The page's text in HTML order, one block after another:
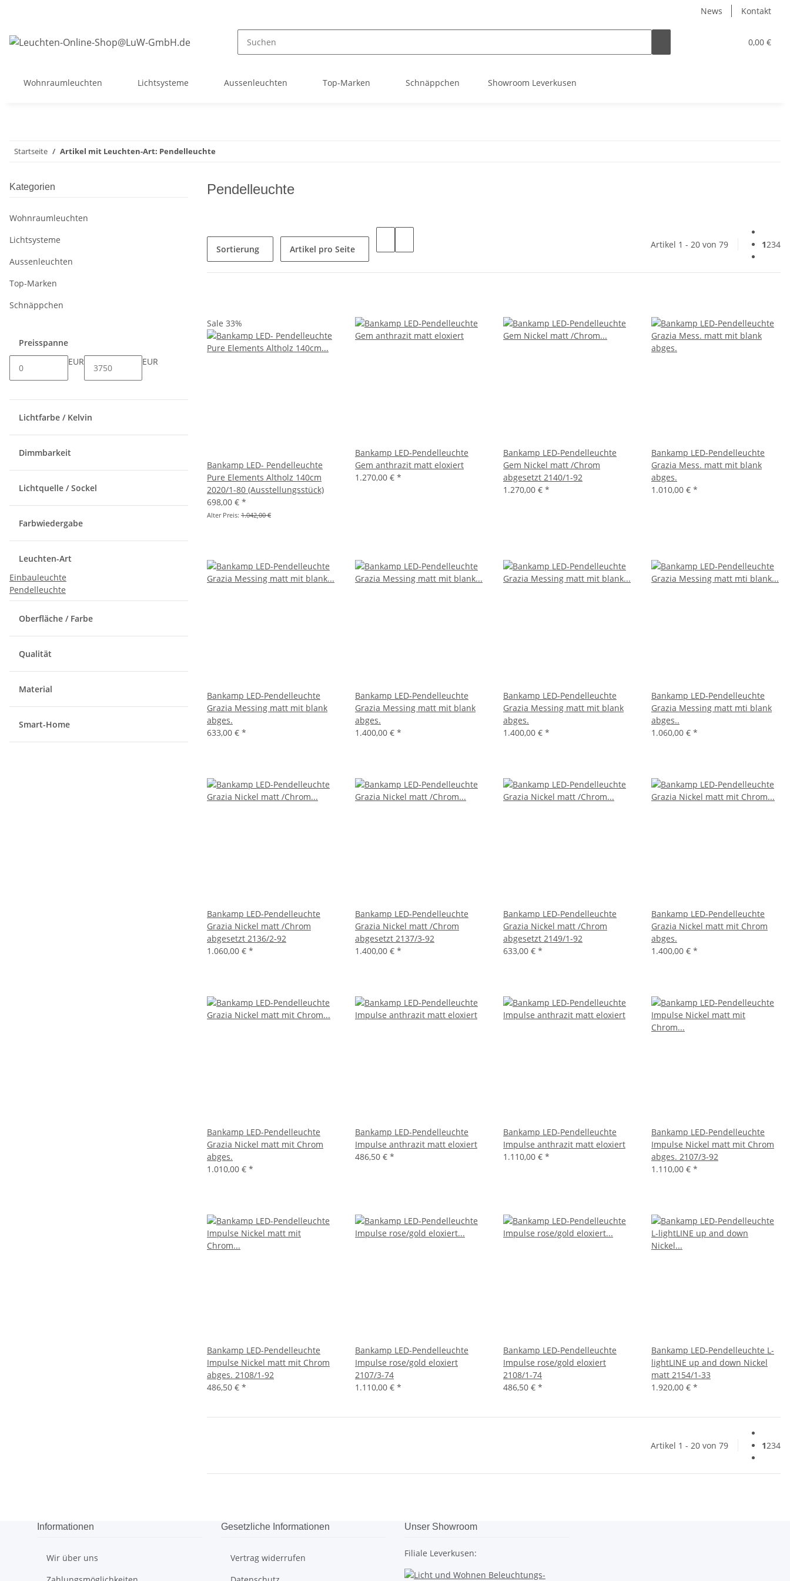
News Kontakt
0,00 €
Wohnraumleuchten Lichtsysteme Aussenleuchten Top-Marken Schnäppchen Showroom Leverkusen
Startseite Artikel mit Leuchten-Art: Pendelleuchte
Pendelleuchte
Sortierung Artikel pro Seite Artikel 1 - 20 von 79 1234
Sale 33%
Bankamp LED- Pendelleuchte
Pure Elements Altholz 140cm
2020/1-80 (Ausstellungsstück)
698,00 € *
Alter Preis: 1.042,00 €
Bankamp LED-Pendelleuchte
Gem anthrazit matt eloxiert
1.270,00 € *
Bankamp LED-Pendelleuchte
Gem Nickel matt /Chrom
abgesetzt 2140/1-92
1.270,00 € *
Bankamp LED-Pendelleuchte
Grazia Mess. matt mit blank
abges.
1.010,00 € *
Bankamp LED-Pendelleuchte
Grazia Messing matt mit blank
abges.
633,00 € *
Bankamp LED-Pendelleuchte
Grazia Messing matt mit blank
abges.
1.400,00 € *
Bankamp LED-Pendelleuchte
Grazia Messing matt mit blank
abges.
1.400,00 € *
Bankamp LED-Pendelleuchte
Grazia Messing matt mti blank
abges..
1.060,00 € *
Bankamp LED-Pendelleuchte
Grazia Nickel matt /Chrom
abgesetzt 2136/2-92
1.060,00 € *
Bankamp LED-Pendelleuchte
Grazia Nickel matt /Chrom
abgesetzt 2137/3-92
1.400,00 € *
Bankamp LED-Pendelleuchte
Grazia Nickel matt /Chrom
abgesetzt 2149/1-92
633,00 € *
Bankamp LED-Pendelleuchte
Grazia Nickel matt mit Chrom
abges.
1.400,00 € *
Bankamp LED-Pendelleuchte
Grazia Nickel matt mit Chrom
abges.
1.010,00 € *
Bankamp LED-Pendelleuchte
Impulse anthrazit matt eloxiert
486,50 € *
Bankamp LED-Pendelleuchte
Impulse anthrazit matt eloxiert
1.110,00 € *
Bankamp LED-Pendelleuchte
Impulse Nickel matt mit Chrom
abges. 2107/3-92
1.110,00 € *
Bankamp LED-Pendelleuchte
Impulse Nickel matt mit Chrom
abges. 2108/1-92
486,50 € *
Bankamp LED-Pendelleuchte
Impulse rose/gold eloxiert
2107/3-74
1.110,00 € *
Bankamp LED-Pendelleuchte
Impulse rose/gold eloxiert
2108/1-74
486,50 € *
Bankamp LED-Pendelleuchte L-
lightLINE up and down Nickel
matt 2154/1-33
1.920,00 € *
Artikel 1 - 20 von 79 1234
Kategorien
Wohnraumleuchten
Lichtsysteme
Aussenleuchten
Top-Marken
Schnäppchen
Preisspanne
EUR
EUR
Lichtfarbe / Kelvin
Dimmbarkeit
Lichtquelle / Sockel
Farbwiedergabe
Leuchten-Art
Einbauleuchte
Pendelleuchte
Oberfläche / Farbe
Qualität
Material
Smart-Home
Informationen
Wir über uns
Gesetzliche Informationen
Vertrag widerrufen
Unser Showroom
Filiale Leverkusen: